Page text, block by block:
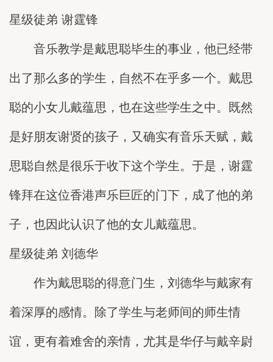
星级徒弟 谢霆锋
音乐教学是戴思聪毕生的事业，他已经带
出了那么多的学生，自然不在乎多一个。戴思
聪的小女儿戴蕴思，也在这些学生之中。既然
是好朋友谢贤的孩子，又确实有音乐天赋，戴
思聪自然是很乐于收下这个学生。于是，谢霆
锋拜在这位香港声乐巨匠的门下，成了他的弟
子，也因此认识了他的女儿戴蕴思。
星级徒弟 刘德华
作为戴思聪的得意门生，刘德华与戴家有
着深厚的感情。除了学生与老师间的师生情
谊，更有着难舍的亲情，尤其是华仔与戴辛尉